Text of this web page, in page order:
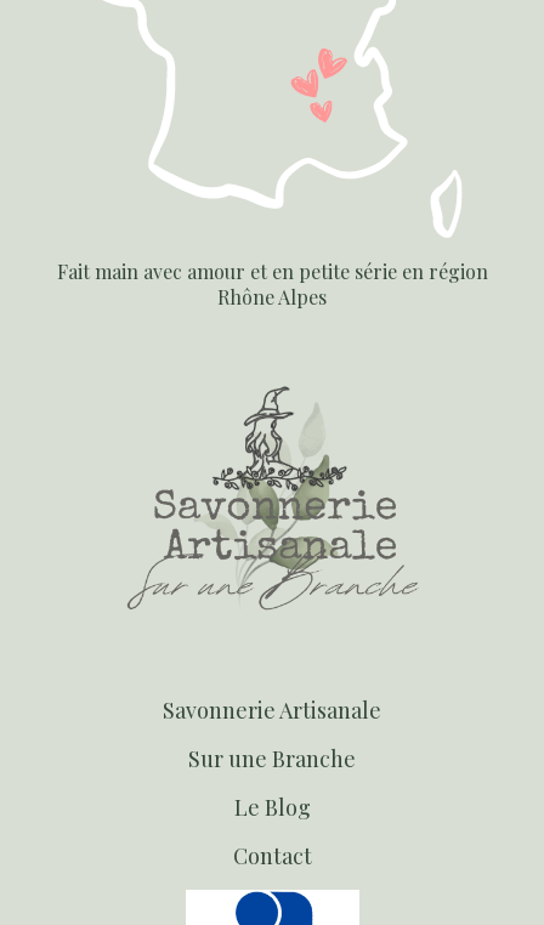
Fait main avec amour et en petite série en région
Rhône Alpes
Savonnerie Artisanale
Sur une Branche
Le Blog
Contact